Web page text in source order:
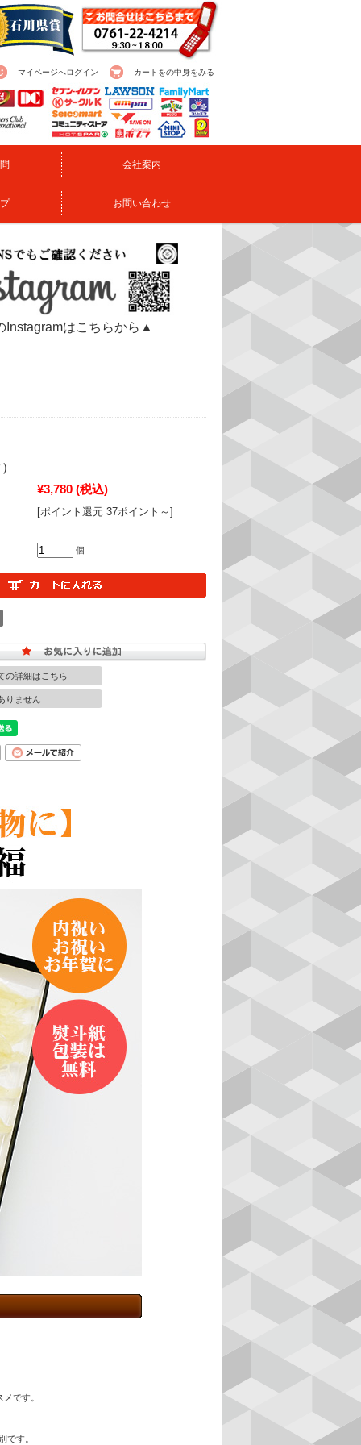
マイページへログイン カートをの中身をみる
会社案内
お問い合わせ
はこちらから▲
¥3,780 (税込)
[ポイント還元 37ポイント～]
個
の詳細はこちら
りません
です。
です。